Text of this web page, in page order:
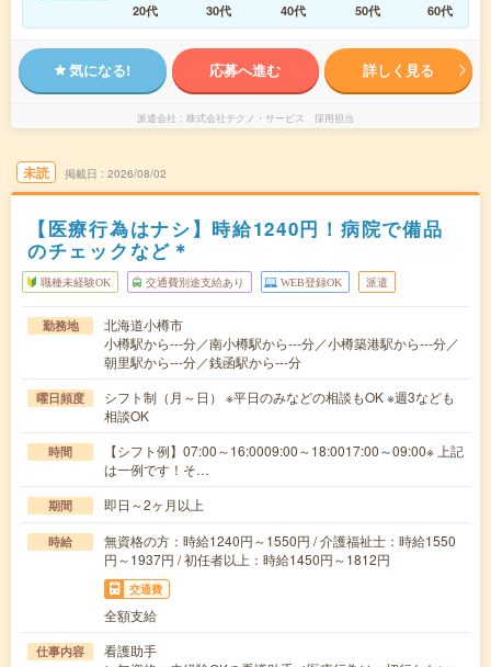
20代
30代 40代 50代 60代
気になる! 応募へ進む 詳しく見る
派遣会社 株式会社テクノ・サービス 採用担当
未読 掲載日 2026/08/02
【医療行為はナシ】時給1240円！病院で備品
のチェックなど＊
職種未経験OK 交通費別途支給あり WEB登録OK 派遣
勤務地
北海道小樽市
小樽駅から---分／南小樽駅から---分／小樽築港駅から---分／
朝里駅から---分／銭函駅から---分
曜日頻度
シフト制（月～日） ※平日のみなどの相談もOK ※週3なども
相談OK
時間
【シフト例】07:00～16:0009:00～18:0017:00～09:00※ 上記
は一例です！そ…
期間 即日～2ヶ月以上
時給
無資格の方：時給1240円～1550円 / 介護福祉士：時給1550
円～1937円 / 初任者以上：時給1450円～1812円
交通費
全額支給
仕事内容
看護助手